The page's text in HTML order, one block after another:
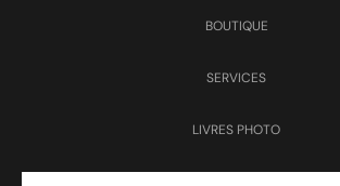
BOUTIQUE
SERVICES
LIVRES PHOTO